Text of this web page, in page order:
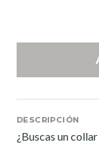
DESCRIPCIÓN
¿Buscas un